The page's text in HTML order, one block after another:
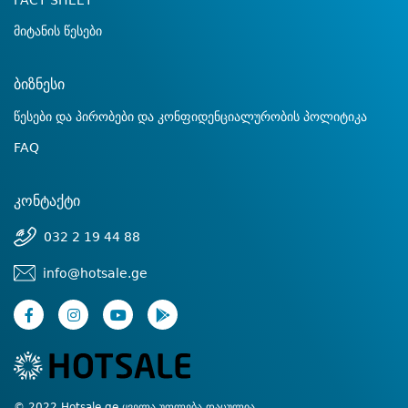
მიტანის წესები
ბიზნესი
წესები და პირობები და კონფიდენციალურობის პოლიტიკა
FAQ
კონტაქტი
032 2 19 44 88
info@hotsale.ge